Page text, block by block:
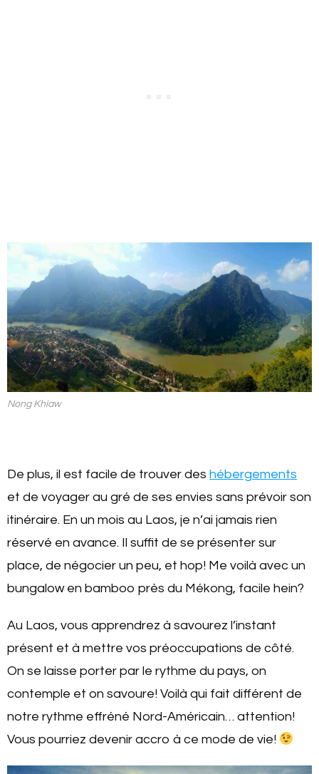
Nong Khiaw
De plus, il est facile de trouver des hébergements
et de voyager au gré de ses envies sans prévoir son
itinéraire. En un mois au Laos, je n’ai jamais rien
réservé en avance. Il suffit de se présenter sur
place, de négocier un peu, et hop! Me voilà avec un
bungalow en bamboo près du Mékong, facile hein?
Au Laos, vous apprendrez à savourez l’instant
présent et à mettre vos préoccupations de côté.
On se laisse porter par le rythme du pays, on
contemple et on savoure! Voilà qui fait différent de
notre rythme effréné Nord-Américain… attention!
Vous pourriez devenir accro à ce mode de vie!